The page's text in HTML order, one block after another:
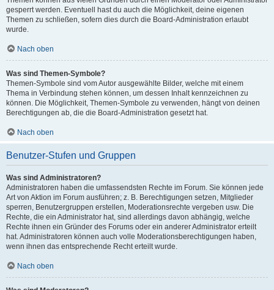
gesperrt werden. Eventuell hast du auch die Möglichkeit, deine eigenen
Themen zu schließen, sofern dies durch die Board-Administration erlaubt
wurde.
Nach oben
Was sind Themen-Symbole?
Themen-Symbole sind vom Autor ausgewählte Bilder, welche mit einem
Thema in Verbindung stehen können, um dessen Inhalt kennzeichnen zu
können. Die Möglichkeit, Themen-Symbole zu verwenden, hängt von deinen
Berechtigungen ab, die die Board-Administration gesetzt hat.
Nach oben
Benutzer-Stufen und Gruppen
Was sind Administratoren?
Administratoren haben die umfassendsten Rechte im Forum. Sie können jede
Art von Aktion im Forum ausführen; z. B. Berechtigungen setzen, Mitglieder
sperren, Benutzergruppen erstellen, Moderationsrechte vergeben usw. Die
Rechte, die ein Administrator hat, sind allerdings davon abhängig, welche
Rechte ihnen ein Gründer des Forums oder ein anderer Administrator erteilt
hat. Administratoren können auch volle Moderationsberechtigungen haben,
wenn ihnen das entsprechende Recht erteilt wurde.
Nach oben